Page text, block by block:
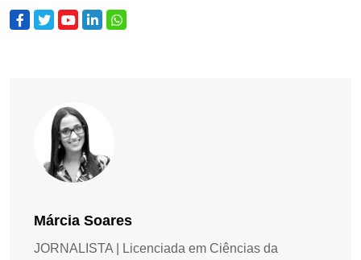
Márcia Soares
JORNALISTA | Licenciada em Ciências da